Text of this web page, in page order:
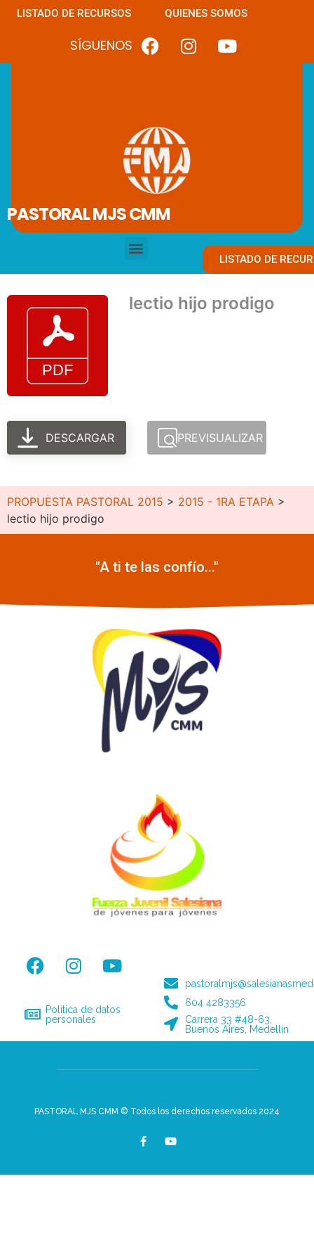
LISTADO DE RECURSOS QUIENES SOMOS
SÍGUENOS
PASTORAL MJS CMM
LISTADO DE
lectio hijo prodigo
DESCARGAR PREVISUALIZAR
PROPUESTA PASTORAL 2015 > 2015 - 1RA ETAPA >
lectio hijo prodigo
"A ti te las confío..."
Política de datos
personales
604 4283356
Carrera 33 #48-63,
Buenos Aires, Medellín
PASTORAL MJS CMM © Todos los derechos reservados 2024